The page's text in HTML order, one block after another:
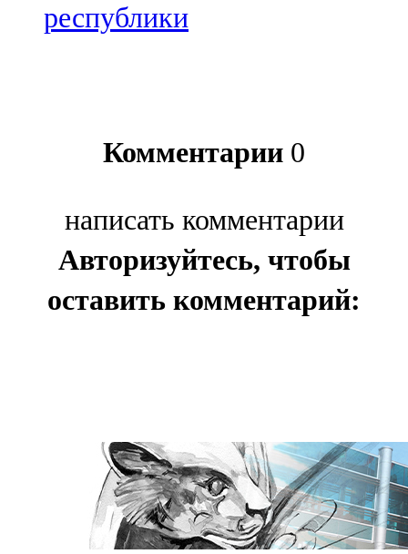
республики
Комментарии 0
написать комментарии
Авторизуйтесь, чтобы
оставить комментарий: